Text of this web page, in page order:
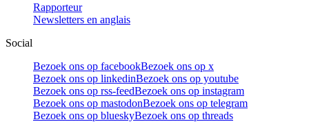
Rapporteur
Newsletters en anglais
Social
Bezoek ons op facebookBezoek ons op x
Bezoek ons op linkedinBezoek ons op youtube
Bezoek ons op rss-feedBezoek ons op instagram
Bezoek ons op mastodonBezoek ons op telegram
Bezoek ons op blueskyBezoek ons op threads